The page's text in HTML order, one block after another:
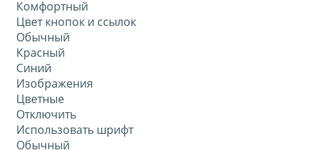
Комфортный
Цвет кнопок и ссылок
Обычный
Красный
Синий
Изображения
Цветные
Отключить
Использовать шрифт
Обычный